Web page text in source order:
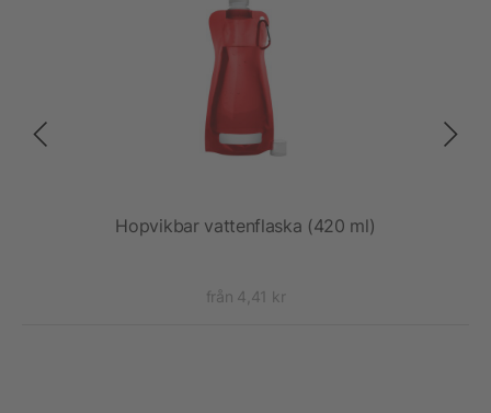
Hopvikbar vattenflaska (420 ml)
från 4,41 kr